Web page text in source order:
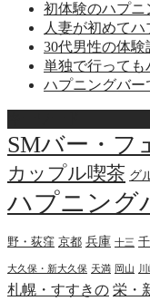
初体験のハプニ
人妻が初めてハ
30代男性の体験
単独で行って
ハプニングバー
SMバー・フ
カップル喫茶 グ
ハプニング
野・荻窪 京都 兵庫 十三
大久保・新大久保 天満 岡山
札幌・すすきの 栄・